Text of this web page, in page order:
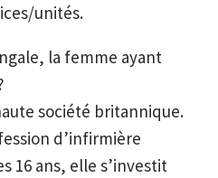
unités.
la femme ayant
société britannique.
d’infirmière
16 ans, elle s’investit